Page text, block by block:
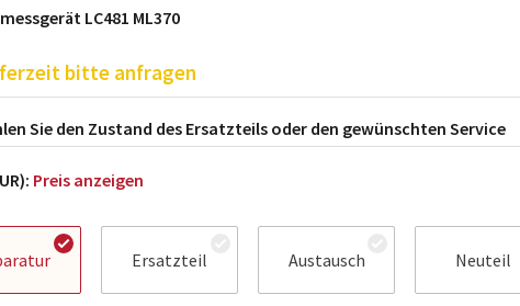
LC481 ML370
bitte anfragen
Sie den Zustand des Ersatzteils oder den gewünschten Service
Preis anzeigen
Ersatzteil Austausch Neuteil